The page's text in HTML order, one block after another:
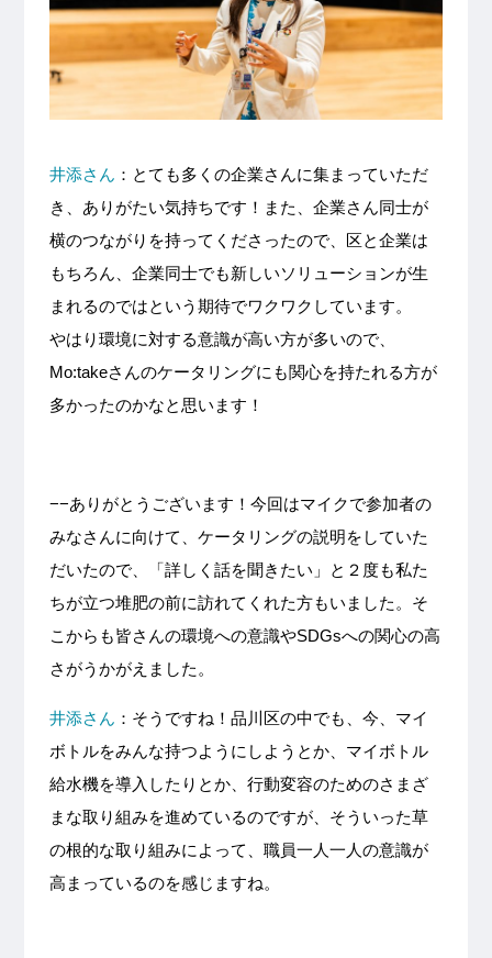
井添さん ：とても多くの企業さんに集まっていただ
き、ありがたい気持ちです！また、企業さん同士が
横のつながりを持ってくださったので、区と企業は
もちろん、企業同士でも新しいソリューションが生
まれるのではという期待でワクワクしています。
やはり環境に対する意識が高い方が多いので、
Mo:takeさんのケータリングにも関心を持たれる方が
多かったのかなと思います！
−−ありがとうございます！今回はマイクで参加者の
みなさんに向けて、ケータリングの説明をしていた
だいたので、「詳しく話を聞きたい」と２度も私た
ちが立つ堆肥の前に訪れてくれた方もいました。そ
こからも皆さんの環境への意識やSDGsへの関心の高
さがうかがえました。
井添さん ：そうですね！品川区の中でも、今、マイ
ボトルをみんな持つようにしようとか、マイボトル
給水機を導入したりとか、行動変容のためのさまざ
まな取り組みを進めているのですが、そういった草
の根的な取り組みによって、職員一人一人の意識が
高まっているのを感じますね。